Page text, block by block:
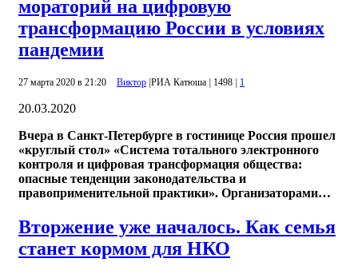
мораторий на цифровую
трансформацию России в условиях
пандемии
27 марта 2020 в 21:20 Виктор РИА Катюша 1498 1
20.03.2020
Вчера в Санкт-Петербурге в гостинице Россия прошел
«круглый стол» «Система тотального электронного
контроля и цифровая трансформация общества:
опасные тенденции законодательства и
правоприменительной практики». Организаторами…
Вторжение уже началось. Как семья
станет кормом для НКО